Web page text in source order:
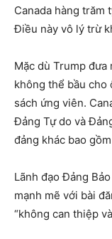
Canada hàng trăm
Điều này vô lý trừ
Mặc dù Trump đưa
không thể bầu cho
sách ứng viên.
Đảng Tự do và
đảng khác bao
Lãnh đạo Đảng
mạnh mẽ với bài
“không can thiệp